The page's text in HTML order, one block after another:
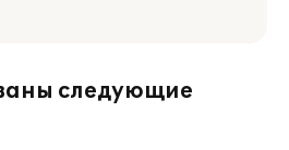
следующие